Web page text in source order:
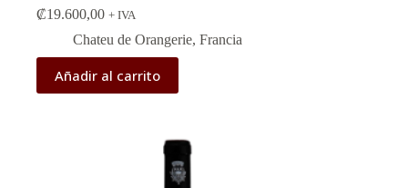
₡19.600,00 + IVA
Chateu de Orangerie, Francia
Añadir al carrito